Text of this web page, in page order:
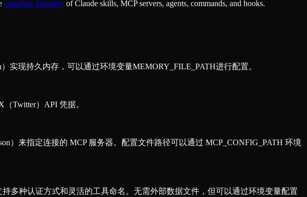
complete directory of Claude skills, MCP servers, agents, commands, and hooks.
实现持久内存，可以通过环境变量MEMORY_FILE_PATH进行配置。
Twitter）API 凭据。
）来指定连接的 MCP 服务器。配置文件路径可以通过 MCP_CONFIG_PATH 环境
多种认证方式和灵活的工具命名。无需外部数据文件，但可以通过环境变量配置